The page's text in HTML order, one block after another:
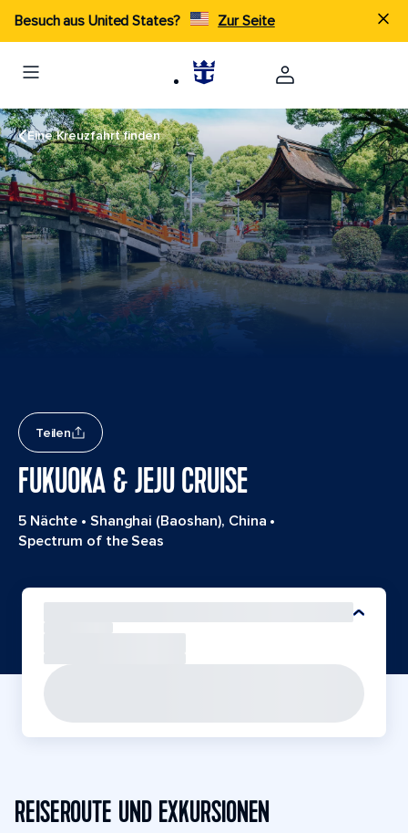
Besuch aus United States? Zur Seite
Eine Kreuzfahrt finden
Teilen
FUKUOKA & JEJU CRUISE
5 Nächte • Shanghai (Baoshan), China •
Spectrum of the Seas
REISEROUTE UND EXKURSIONEN